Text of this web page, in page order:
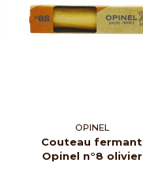
OPINEL
Couteau fermant
Opinel n°8 olivier